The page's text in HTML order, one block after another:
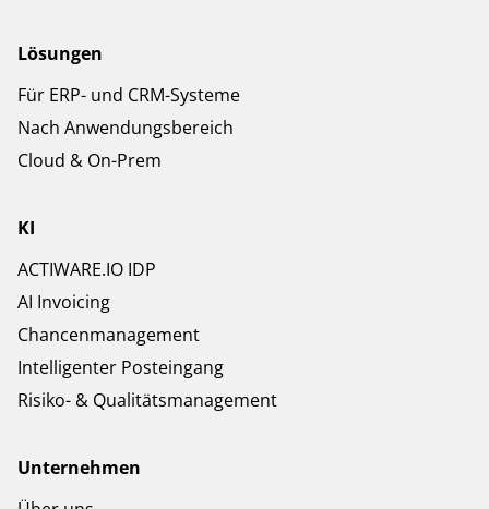
Lösungen
Für ERP- und CRM-Systeme
Nach Anwendungsbereich
Cloud & On-Prem
KI
ACTIWARE.IO IDP
AI Invoicing
Chancenmanagement
Intelligenter Posteingang
Risiko- & Qualitätsmanagement
Unternehmen